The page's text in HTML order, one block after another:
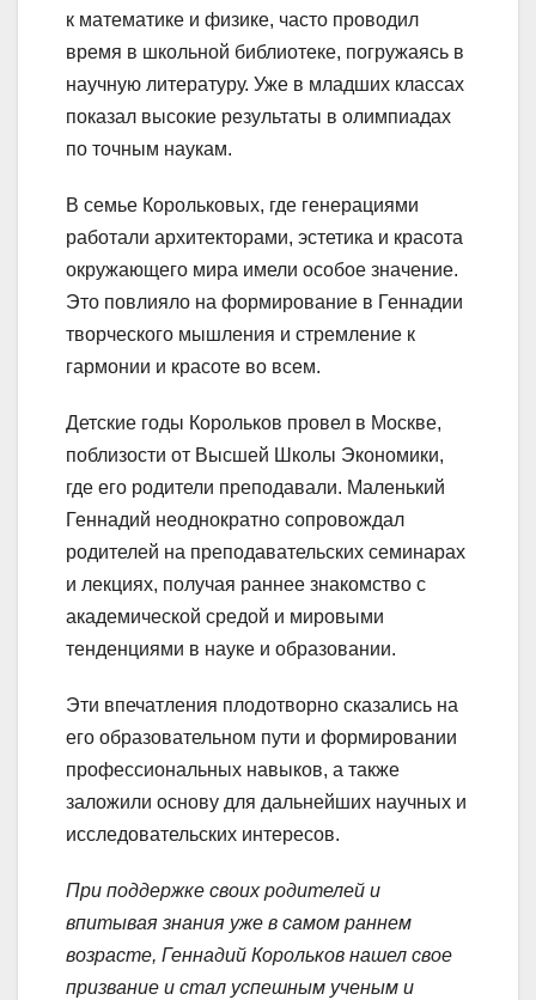
к математике и физике, часто проводил
время в школьной библиотеке, погружаясь в
научную литературу. Уже в младших классах
показал высокие результаты в олимпиадах
по точным наукам.
В семье Корольковых, где генерациями
работали архитекторами, эстетика и красота
окружающего мира имели особое значение.
Это повлияло на формирование в Геннадии
творческого мышления и стремление к
гармонии и красоте во всем.
Детские годы Корольков провел в Москве,
поблизости от Высшей Школы Экономики,
где его родители преподавали. Маленький
Геннадий неоднократно сопровождал
родителей на преподавательских семинарах
и лекциях, получая раннее знакомство с
академической средой и мировыми
тенденциями в науке и образовании.
Эти впечатления плодотворно сказались на
его образовательном пути и формировании
профессиональных навыков, а также
заложили основу для дальнейших научных и
исследовательских интересов.
При поддержке своих родителей и
впитывая знания уже в самом раннем
возрасте, Геннадий Корольков нашел свое
призвание и стал успешным ученым и